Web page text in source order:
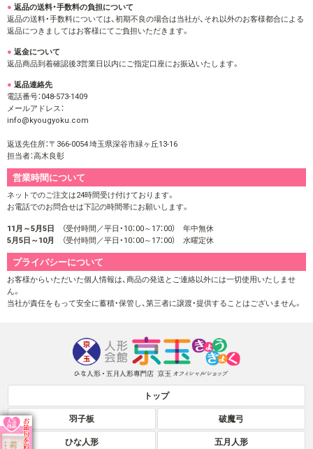
返品の送料・手数料の負担について
返品の送料・手数料については、初期不良の場合は当社が、それ以外のお客様都合による
返品につきましてはお客様にてご負担いただきます。
返金について
返品商品到着確認後3営業日以内にご指定口座にお振込いたします。
返品連絡先
電話番号：048-573-1409
メールアドレス：
info@kyougyoku.com
返送先住所：〒366-0054 埼玉県深谷市緑ヶ丘13-16
担当者：高木良彰
営業時間について
ネットでのご注文は24時間受け付けております。
お電話でのお問合せは下記の時間帯にお願いします。
11月～5月5日 （受付時間／平日・10：00～17：00） 年中無休
5月5日～10月
（受付時間／平日・10：00～17：00） 水曜定休
プライバシーについて
お客様からいただいた個人情報は、商品の発送とご連絡以外には一切使用いたしませ
ん。
当社が責任をもって安全に蓄積・保管し、第三者に譲渡・提供することはございません。
トップ
羽子板
破魔弓
ひな人形
五月人形